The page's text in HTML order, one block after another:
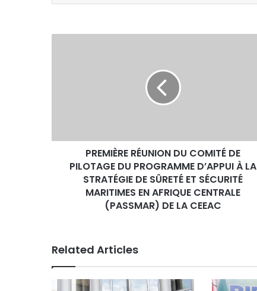
D’APPUI
STRATÉGIE
EN
AFRIQUE
(PASSMAR)
PREMIÈRE RÉUNION DU COMITÉ DE
PILOTAGE DU PROGRAMME D’APPUI À LA
STRATÉGIE DE SÛRETÉ ET SÉCURITÉ
MARITIMES EN AFRIQUE CENTRALE
(PASSMAR) DE LA CEEAC
Related Articles